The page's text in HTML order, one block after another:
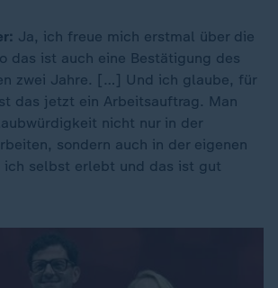
Ja, ich freue mich erstmal über die
das ist auch eine Bestätigung des
zwei Jahre. […] Und ich glaube, für
das jetzt ein Arbeitsauftrag. Man
nicht nur in der
sondern auch in der eigenen
ich selbst erlebt und das ist gut